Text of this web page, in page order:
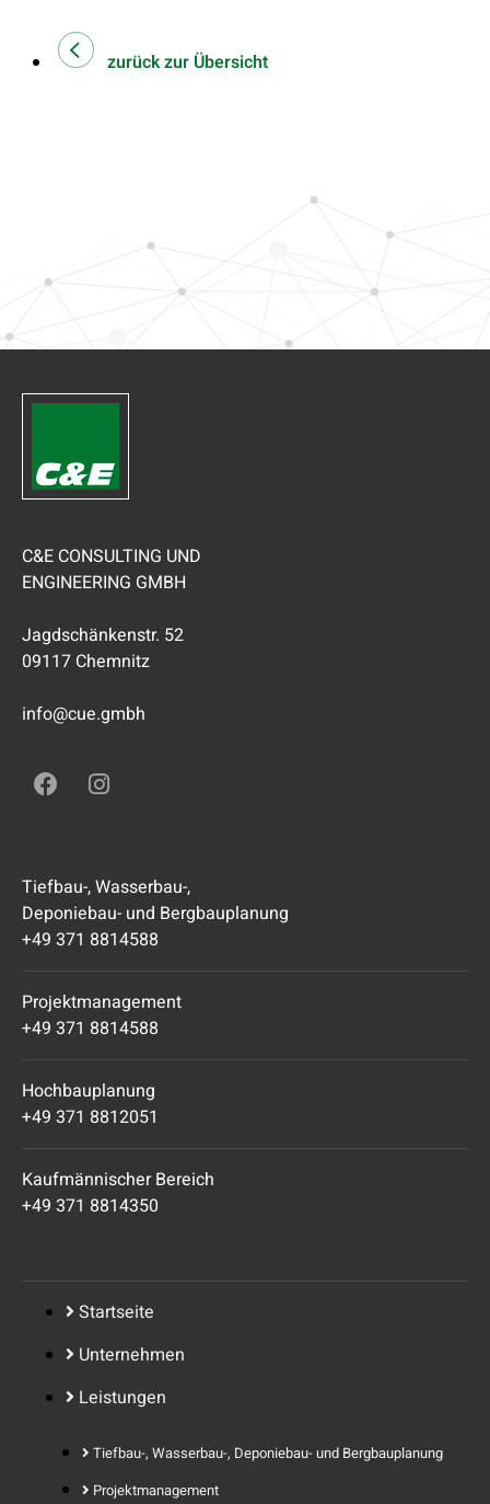
zurück zur Übersicht
C&E CONSULTING UND
ENGINEERING GMBH
Jagdschänkenstr. 52
09117 Chemnitz
info@cue.gmbh
Tiefbau-, Wasserbau-,
Deponiebau- und Bergbauplanung
+49 371 8814588
Projektmanagement
+49 371 8814588
Hochbauplanung
+49 371 8812051
Kaufmännischer Bereich
+49 371 8814350
Startseite
Unternehmen
Leistungen
Tiefbau-, Wasserbau-, Deponiebau- und Bergbauplanung
Projektmanagement